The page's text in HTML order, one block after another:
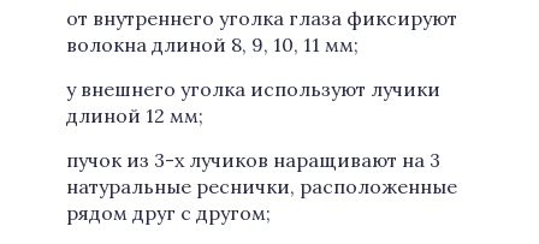
от внутреннего уголка глаза фиксируют
волокна длиной 8, 9, 10, 11 мм;
у внешнего уголка используют лучики
длиной 12 мм;
пучок из 3-х лучиков наращивают на 3
натуральные реснички, расположенные
рядом друг с другом;